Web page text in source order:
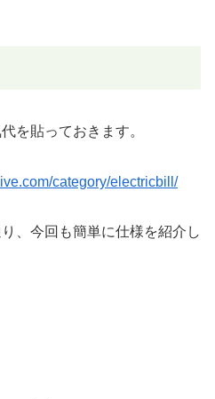
を貼っておきます。
category/electricbill/
、今回も簡単に仕様を紹介し